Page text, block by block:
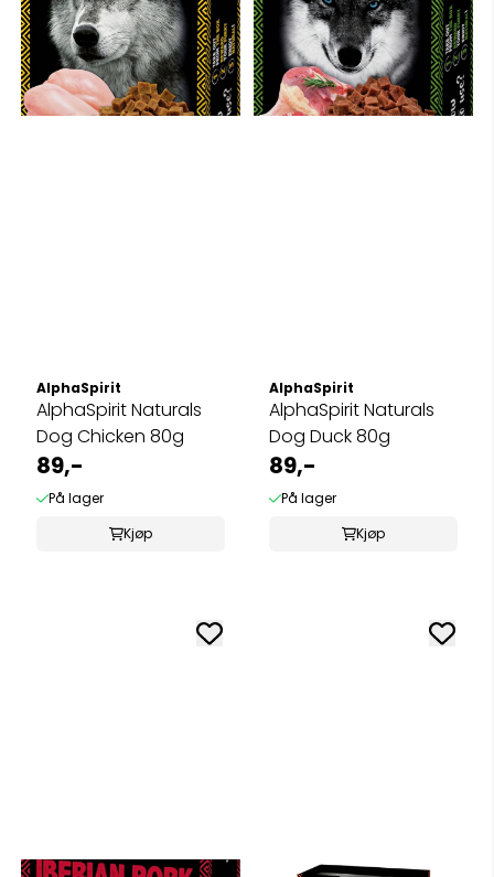
AlphaSpirit
AlphaSpirit Naturals
Dog Chicken 80g
89,-
På lager
Kjøp
AlphaSpirit
AlphaSpirit Naturals
Dog Duck 80g
89,-
På lager
Kjøp